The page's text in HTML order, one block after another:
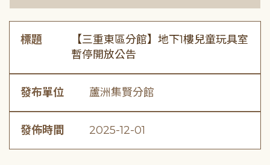
標題
【三重東區分館】地下1樓兒童玩具室
暫停開放公告
發布單位 蘆洲集賢分館
發佈時間 2025-12-01